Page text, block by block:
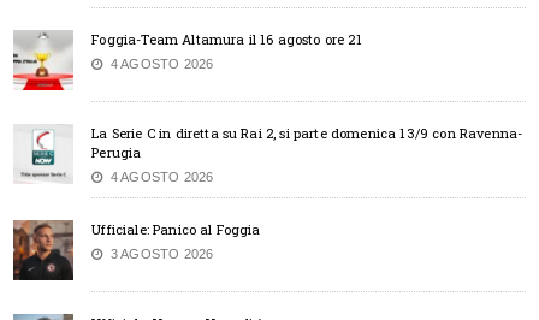
Foggia-Team Altamura il 16 agosto ore 21
4 AGOSTO 2026
La Serie C in diretta su Rai 2, si parte domenica 13/9 con Ravenna-
Perugia
4 AGOSTO 2026
Ufficiale: Panico al Foggia
3 AGOSTO 2026